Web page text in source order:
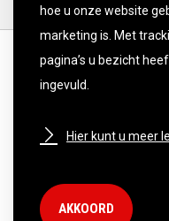
hoe u onze website
marketing is. Met
pagina’s u bezicht
ingevuld.
Hier kunt u meer
AKKOORD